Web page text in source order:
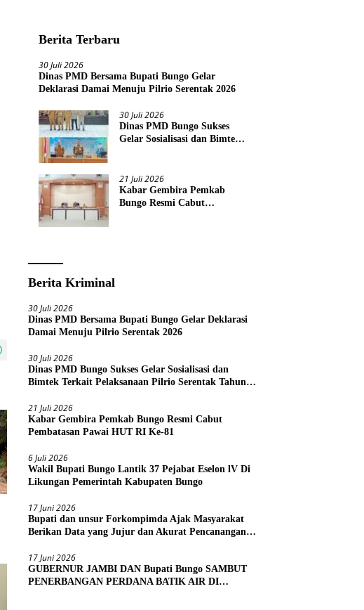
Berita Terbaru
30 Juli 2026
Dinas PMD Bersama Bupati Bungo Gelar
Deklarasi Damai Menuju Pilrio Serentak 2026
30 Juli 2026
Dinas PMD Bungo Sukses
Gelar Sosialisasi dan Bimtek
21 Juli 2026
Kabar Gembira Pemkab
Bungo Resmi Cabut
Berita Kriminal
30 Juli 2026
Dinas PMD Bersama Bupati Bungo Gelar Deklarasi
Damai Menuju Pilrio Serentak 2026
30 Juli 2026
Dinas PMD Bungo Sukses Gelar Sosialisasi dan
Bimtek Terkait Pelaksanaan Pilrio Serentak Tahun
21 Juli 2026
Kabar Gembira Pemkab Bungo Resmi Cabut
Pembatasan Pawai HUT RI Ke-81
6 Juli 2026
Wakil Bupati Bungo Lantik 37 Pejabat Eselon lV Di
Likungan Pemerintah Kabupaten Bungo
17 Juni 2026
Bupati dan unsur Forkompimda Ajak Masyarakat
Berikan Data yang Jujur dan Akurat Pencanangan
17 Juni 2026
GUBERNUR JAMBI DAN Bupati Bungo SAMBUT
PENERBANGAN PERDANA BATIK AIR DI